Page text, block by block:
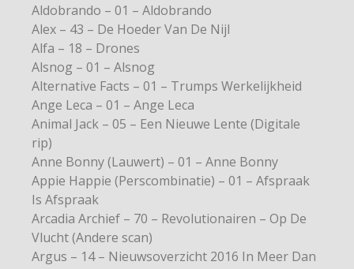
Aldobrando – 01 – Aldobrando
Alex – 43 – De Hoeder Van De Nijl
Alfa – 18 – Drones
Alsnog – 01 – Alsnog
Alternative Facts – 01 – Trumps Werkelijkheid
Ange Leca – 01 – Ange Leca
Animal Jack – 05 – Een Nieuwe Lente (Digitale
rip)
Anne Bonny (Lauwert) – 01 – Anne Bonny
Appie Happie (Perscombinatie) – 01 – Afspraak
Is Afspraak
Arcadia Archief – 70 – Revolutionairen – Op De
Vlucht (Andere scan)
Argus – 14 – Nieuwsoverzicht 2016 In Meer Dan